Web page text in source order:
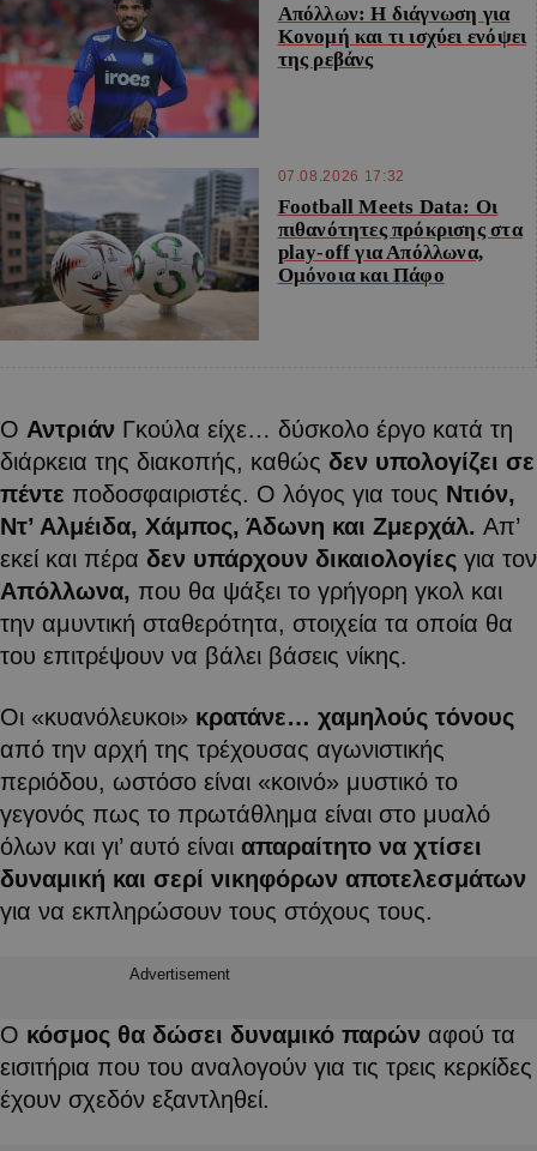
Απόλλων: Η διάγνωση για
Κονομή και τι ισχύει ενόψει
της ρεβάνς
07.08.2026 17:32
Football Meets Data: Οι
πιθανότητες πρόκρισης στα
play-off για Απόλλωνα,
Ομόνοια και Πάφο
Ο Αντριάν Γκούλα είχε… δύσκολο έργο κατά τη
διάρκεια της διακοπής, καθώς δεν υπολογίζει σε
πέντε ποδοσφαιριστές. Ο λόγος για τους Ντιόν,
Ντ’ Αλμέιδα, Χάμπος, Άδωνη και Ζμερχάλ. Απ’
εκεί και πέρα δεν υπάρχουν δικαιολογίες για τον
Απόλλωνα, που θα ψάξει το γρήγορη γκολ και
την αμυντική σταθερότητα, στοιχεία τα οποία θα
του επιτρέψουν να βάλει βάσεις νίκης.
Οι «κυανόλευκοι» κρατάνε… χαμηλούς τόνους
από την αρχή της τρέχουσας αγωνιστικής
περιόδου, ωστόσο είναι «κοινό» μυστικό το
γεγονός πως το πρωτάθλημα είναι στο μυαλό
όλων και γι’ αυτό είναι απαραίτητο να χτίσει
δυναμική και σερί νικηφόρων αποτελεσμάτων
για να εκπληρώσουν τους στόχους τους.
Advertisement
Ο κόσμος θα δώσει δυναμικό παρών αφού τα
εισιτήρια που του αναλογούν για τις τρεις κερκίδες
έχουν σχεδόν εξαντληθεί.